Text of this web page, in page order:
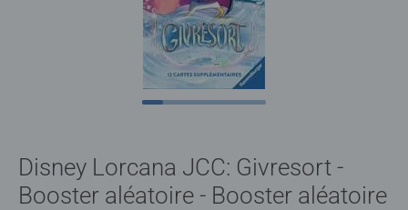
Disney Lorcana JCC: Givresort -
Booster aléatoire - Booster aléatoire